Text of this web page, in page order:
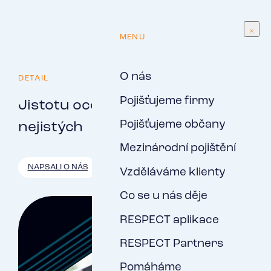
MENU
O nás
Pojišťujeme firmy
Pojišťujeme občany
Mezinárodní pojištění
Vzděláváme klienty
Co se u nás děje
RESPECT aplikace
RESPECT Partners
Pomáháme
DETAIL
Jistotu oceníte v dobách
nejistých
NAPSALI O NÁS